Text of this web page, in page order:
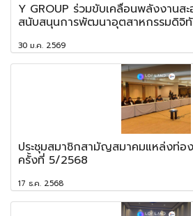
Y GROUP ร่วมขับเคลื่อนพลังงานส
สนับสนุนการพัฒนาอุตสาหกรรมดิจิทั
30 ม.ค. 2569
ประชุมสมาชิกสามัญสมาคมแหล่งท่อง
ครั้งที่ 5/2568
17 ธ.ค. 2568